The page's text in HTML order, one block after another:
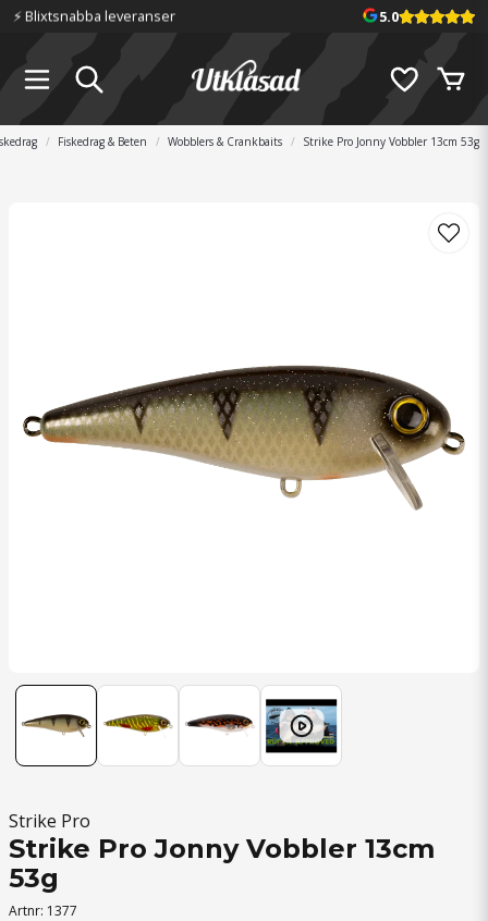
⚡️ Blixtsnabba leveranser 5.0
Fiskedrag & Beten Wobblers & Crankbaits Strike Pro Jonny Vobbler 13cm 53g
Strike Pro
Strike Pro Jonny Vobbler 13cm
53g
Artnr: 1377